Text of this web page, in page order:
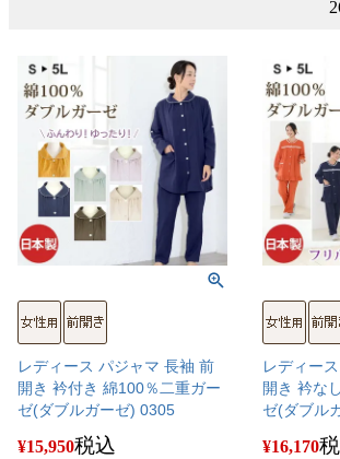
レディース パジャマ 長袖 前
開き 衿付き 綿100％二重ガー
ゼ(ダブルガーゼ) 0305
¥15,950税込
レディー
開き 衿な
ゼ(ダブル
¥16,170